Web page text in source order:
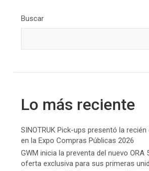
Buscar
Lo más reciente
SINOTRUK Pick-ups presentó la
en la Expo Compras Públicas 2026
GWM inicia la preventa del nuevo ORA
oferta exclusiva para sus primeras